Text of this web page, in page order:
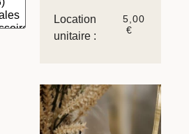
Location
unitaire :
5,00
€